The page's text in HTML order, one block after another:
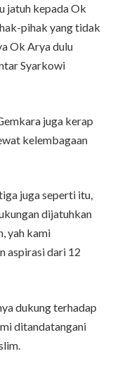
jatuh kepada Ok
pihak yang tidak
Ok Arya dulu
Syarkowi
juga kerap
kelembagaan
juga seperti itu,
dijatuhkan
yah kami
aspirasi dari 12
dukung terhadap
ditandatangani